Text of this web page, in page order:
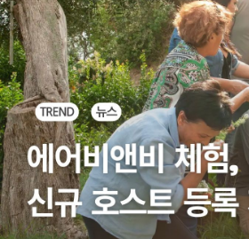
카
테
고
리
칼럼
92
인터뷰
3